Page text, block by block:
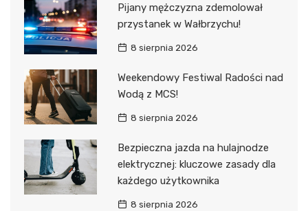
Pijany mężczyzna zdemolował
przystanek w Wałbrzychu!
8 sierpnia 2026
Weekendowy Festiwal Radości nad
Wodą z MCS!
8 sierpnia 2026
Bezpieczna jazda na hulajnodze
elektrycznej: kluczowe zasady dla
każdego użytkownika
8 sierpnia 2026